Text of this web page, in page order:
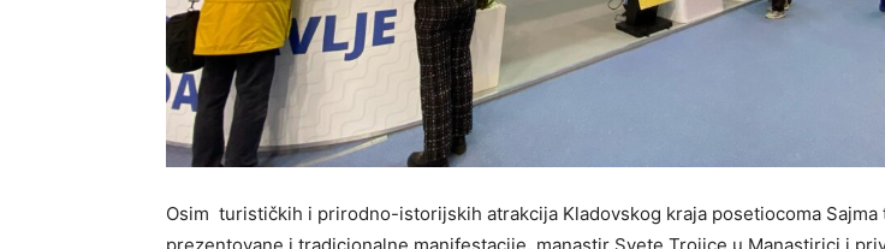
Osim turističkih i prirodno-istorijskih atrakcija Kladovskog kraja posetiocoma Sajma